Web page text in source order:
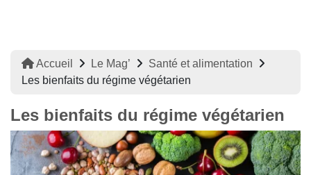
Accueil Le Mag’
Santé et alimentation
Les bienfaits du régime végétarien
Les bienfaits du régime végétarien